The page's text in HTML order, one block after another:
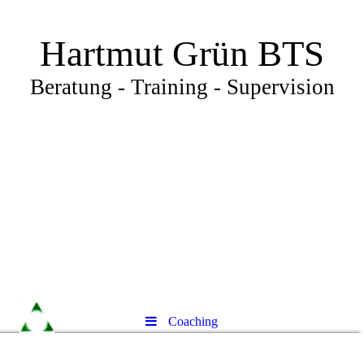
Hartmut Grün BTS
Beratung - Training - Supervision
Coaching